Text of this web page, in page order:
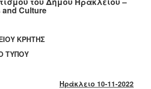
Culture
ΚΡΗΤΗΣ
Ηράκλειο 10-11-2022